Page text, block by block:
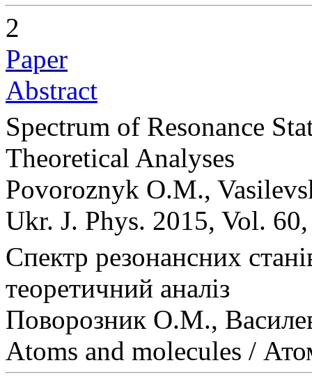
2
Paper
Abstract
Spectrum of Resonance
Theoretical Analyses
Povoroznyk O.M.,
Ukr. J. Phys. 2015, Vol.
Спектр резонансних
теоретичний аналіз
Поворозник О.М.,
Atoms and molecules /